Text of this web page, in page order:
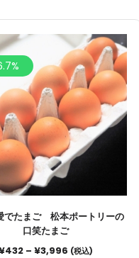
でたまご 松本ポートリーの
口笑たまご
432 –¥3,996 (税込)